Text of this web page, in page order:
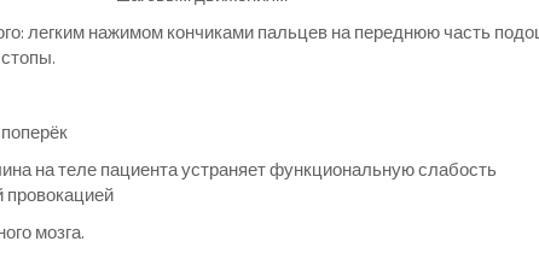
легким нажимом кончиками пальцев на переднюю часть
на теле пациента устраняет функциональную слабость
мозга.